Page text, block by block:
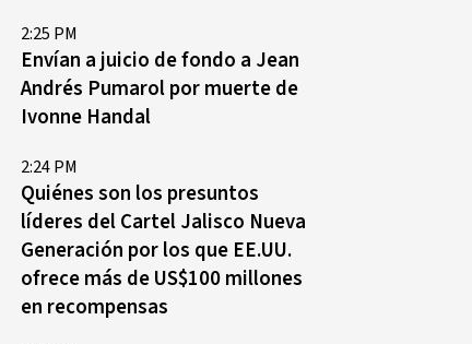
2:25 PM
Envían a juicio de fondo a Jean
Andrés Pumarol por muerte de
Ivonne Handal
2:24 PM
Quiénes son los presuntos
líderes del Cartel Jalisco Nueva
Generación por los que EE.UU.
ofrece más de US$100 millones
en recompensas